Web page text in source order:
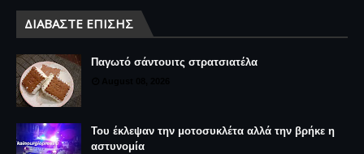
ΔΙΑΒΆΣΤΕ ΕΠΊΣΗΣ
Παγωτό σάντουιτς στρατσιατέλα
Του έκλεψαν την μοτοσυκλέτα αλλά την βρήκε η
αστυνομία